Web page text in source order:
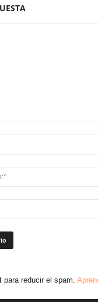
para reducir el spam.